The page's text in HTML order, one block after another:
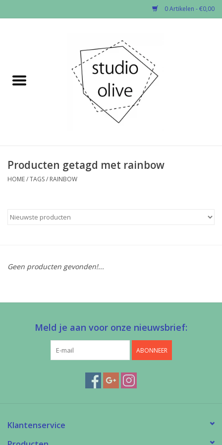
0 Artikelen - €0,00
✂︎Nieuw
Fournituren
Workshops
Studio Olive inspireert....
Producten getagd met rainbow
HOME/TAGS/ RAINBOW
Geen producten gevonden!...
Meld je aan voor onze nieuwsbrief:
ABONNEER
Klantenservice